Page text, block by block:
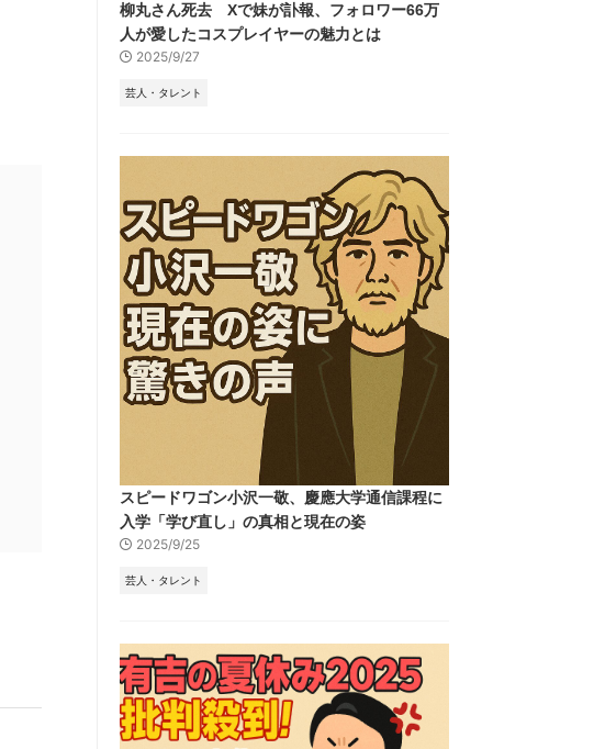
柳丸さん死去 Xで妹が訃報、フォロワー66万
人が愛したコスプレイヤーの魅力とは
2025/9/27
芸人・タレント
スピードワゴン小沢一敬、慶應大学通信課程に
入学「学び直し」の真相と現在の姿
2025/9/25
芸人・タレント